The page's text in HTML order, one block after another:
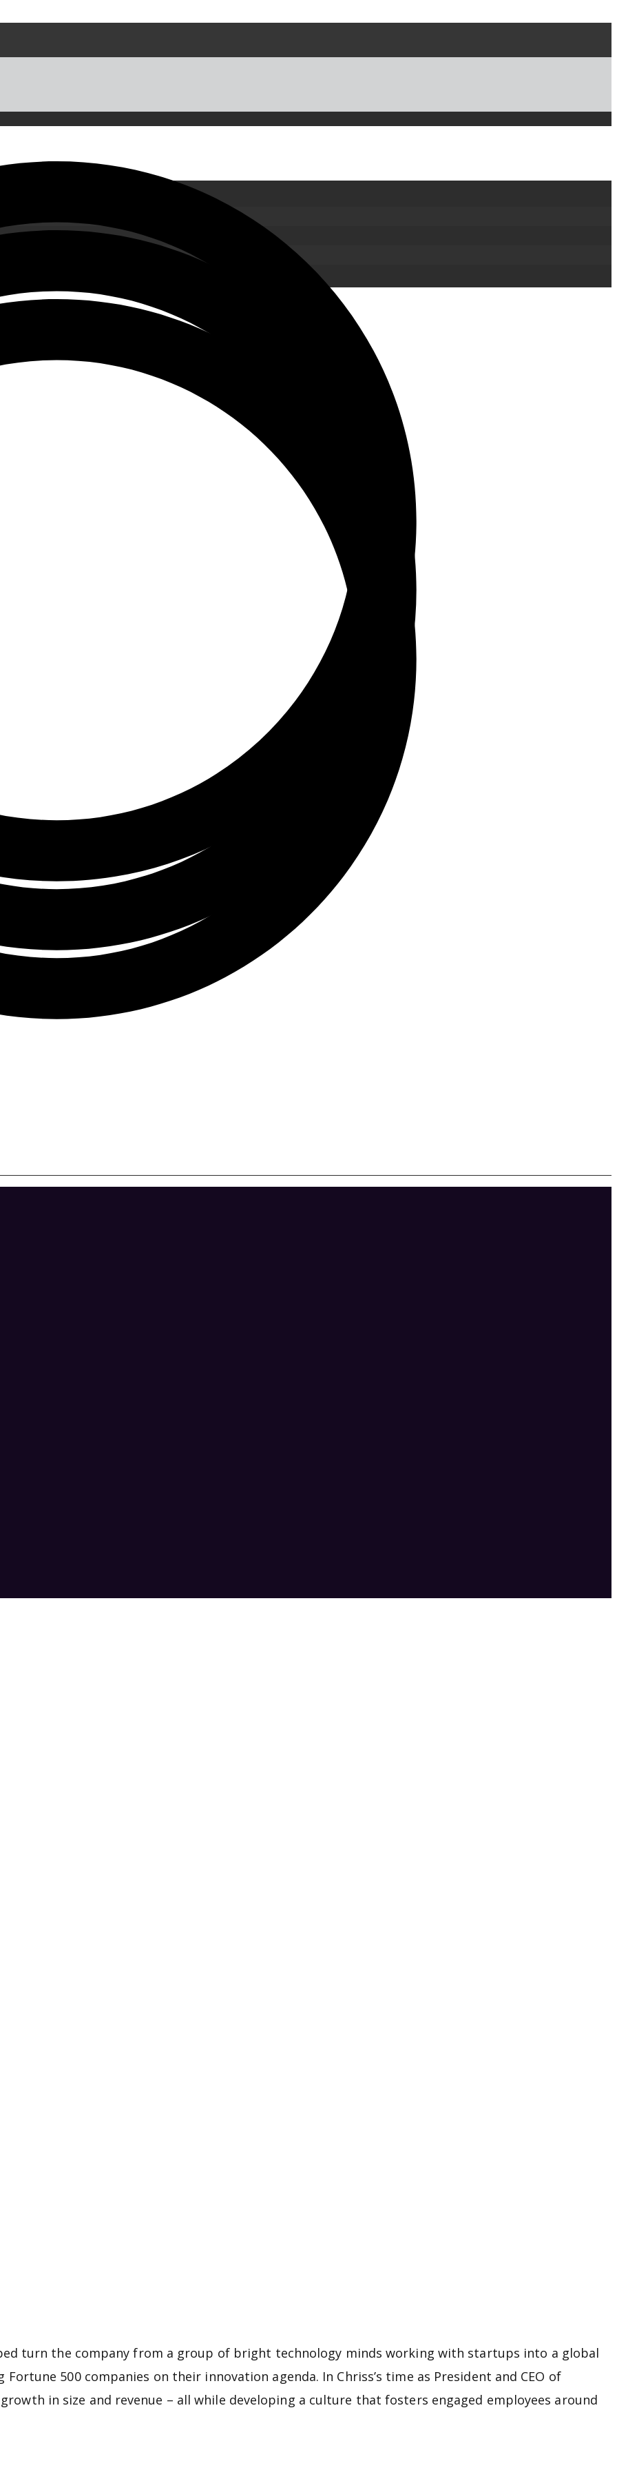
turn the company from a group of bright technology minds working with startups into a global
500 companies on their innovation agenda. In Chriss’s time as President and CEO of
in size and revenue – all while developing a culture that fosters engaged employees around